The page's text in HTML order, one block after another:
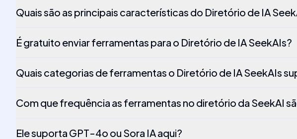
Quais são as principais características do Diretório de IA
É gratuito enviar ferramentas para o Diretório de IA SeekAIs?
Quais categorias de ferramentas o Diretório de IA SeekAIs
Com que frequência as ferramentas no diretório da SeekAI
Ele suporta GPT-4o ou Sora IA aqui?